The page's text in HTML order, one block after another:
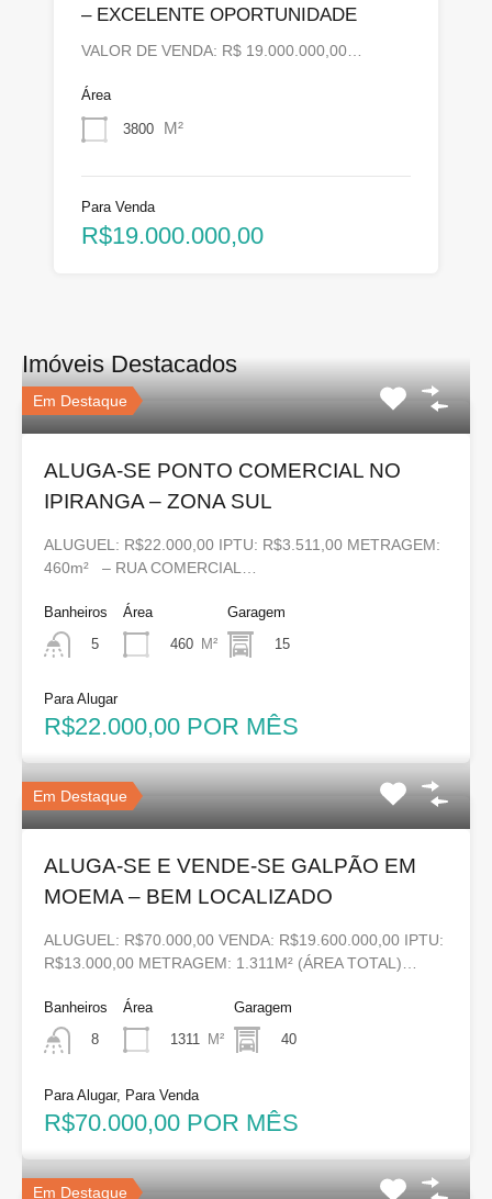
– EXCELENTE OPORTUNIDADE
VALOR DE VENDA: R$ 19.000.000,00…
Área
3800 M²
Para Venda
R$19.000.000,00
Imóveis Destacados
Em Destaque
ALUGA-SE PONTO COMERCIAL NO
IPIRANGA – ZONA SUL
ALUGUEL: R$22.000,00 IPTU: R$3.511,00 METRAGEM:
460m² – RUA COMERCIAL…
Banheiros
5
Área
460 M²
Garagem
15
Para Alugar
R$22.000,00 POR MÊS
Em Destaque
ALUGA-SE E VENDE-SE GALPÃO EM
MOEMA – BEM LOCALIZADO
ALUGUEL: R$70.000,00 VENDA: R$19.600.000,00 IPTU:
R$13.000,00 METRAGEM: 1.311M² (ÁREA TOTAL)…
Banheiros
8
Área
1311 M²
Garagem
40
Para Alugar, Para Venda
R$70.000,00 POR MÊS
Em Destaque